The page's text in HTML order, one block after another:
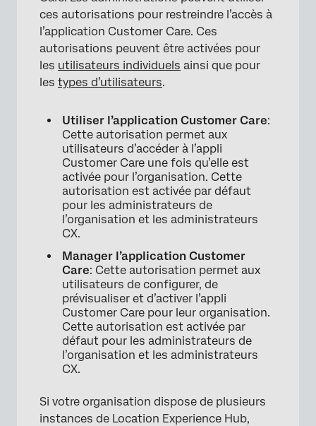
ces autorisations pour restreindre l’accès à
l’application Customer Care. Ces
autorisations peuvent être activées pour
les utilisateurs individuels ainsi que pour
les types d’utilisateurs.
Utiliser l’application Customer Care:
Cette autorisation permet aux
utilisateurs d’accéder à l’appli
Customer Care une fois qu’elle est
activée pour l’organisation. Cette
autorisation est activée par défaut
pour les administrateurs de
l’organisation et les administrateurs
CX.
Manager l’application Customer
Care: Cette autorisation permet aux
utilisateurs de configurer, de
prévisualiser et d’activer l’appli
Customer Care pour leur organisation.
Cette autorisation est activée par
défaut pour les administrateurs de
l’organisation et les administrateurs
CX.
Si votre organisation dispose de plusieurs
instances de Location Experience Hub,